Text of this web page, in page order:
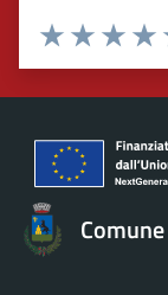
Valuta
Valuta 2
Valuta 1 stelle